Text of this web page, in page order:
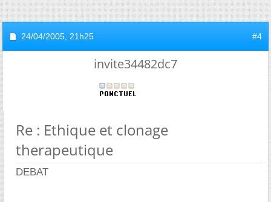
24/04/2005, 21h25 #4
invite34482dc7
Re : Ethique et clonage
therapeutique
DEBAT